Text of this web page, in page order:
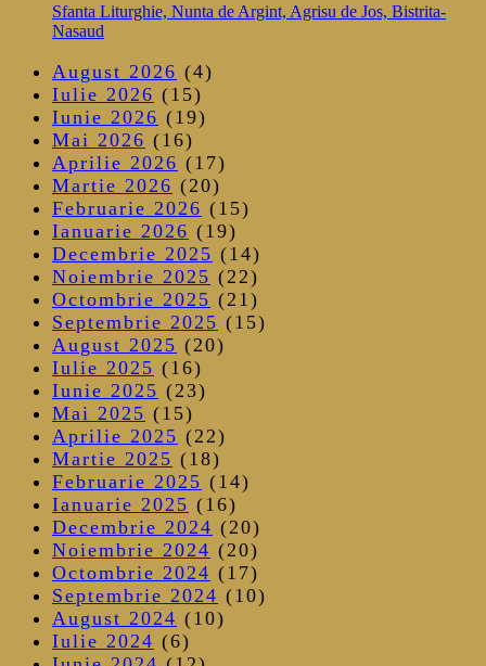
Sfanta Liturghie, Nunta de Argint, Agrisu de Jos, Bistrita-
Nasaud
August 2026 (4)
Iulie 2026 (15)
Iunie 2026 (19)
Mai 2026 (16)
Aprilie 2026 (17)
Martie 2026 (20)
Februarie 2026 (15)
Ianuarie 2026 (19)
Decembrie 2025 (14)
Noiembrie 2025 (22)
Octombrie 2025 (21)
Septembrie 2025 (15)
August 2025 (20)
Iulie 2025 (16)
Iunie 2025 (23)
Mai 2025 (15)
Aprilie 2025 (22)
Martie 2025 (18)
Februarie 2025 (14)
Ianuarie 2025 (16)
Decembrie 2024 (20)
Noiembrie 2024 (20)
Octombrie 2024 (17)
Septembrie 2024 (10)
August 2024 (10)
Iulie 2024 (6)